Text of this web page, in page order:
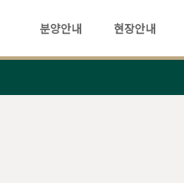
분양안내 현장안내